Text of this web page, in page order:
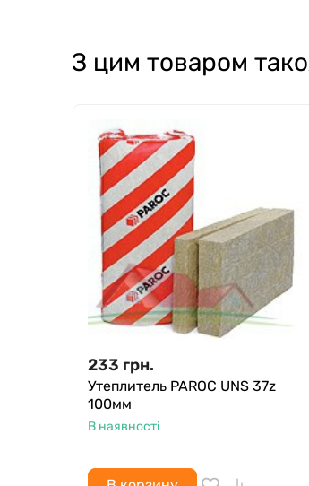
З цим товаром
233 грн.
Утеплитель PAROC UNS 37z
100мм
В наявності